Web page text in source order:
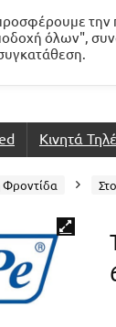
Κινητά
την
όλων",